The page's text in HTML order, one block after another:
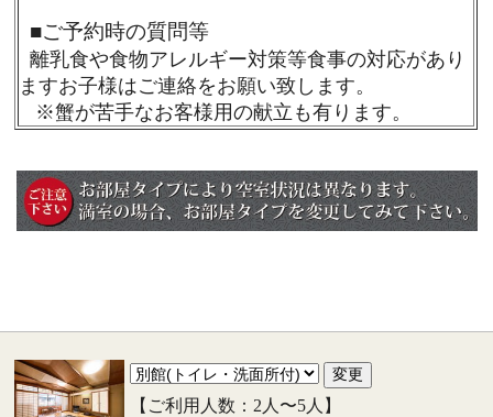
■ご予約時の質問等
離乳食や食物アレルギー対策等食事の対応があり
ますお子様はご連絡をお願い致します。
※蟹が苦手なお客様用の献立も有ります。
【ご利用人数：2人〜5人】